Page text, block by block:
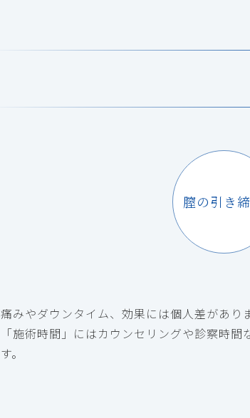
膣の引き
痛みやダウンタイム、効果には個人差があり
「施術時間」にはカウンセリングや診察時
す。